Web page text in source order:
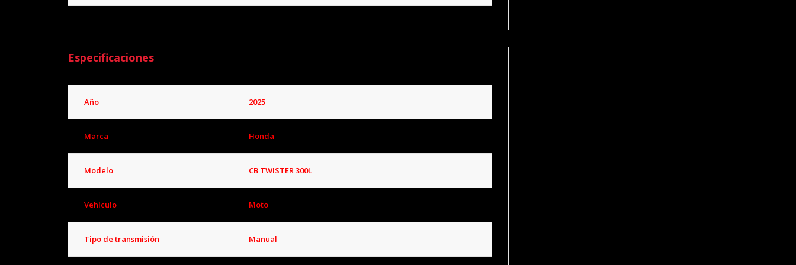
Especificaciones
Año 2025
Marca Honda
Modelo CB TWISTER 300L
Vehículo Moto
Tipo de transmisión Manual